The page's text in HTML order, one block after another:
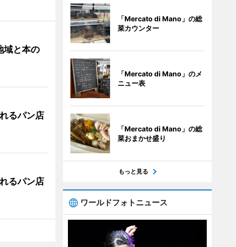
域と本の
るパン店
るパン店
「Mercato di Mano」の総
菜カウンター
「Mercato di Mano」のメ
ニュー表
「Mercato di Mano」の総
菜おまかせ盛り
もっと見る
ワールドフォトニュース